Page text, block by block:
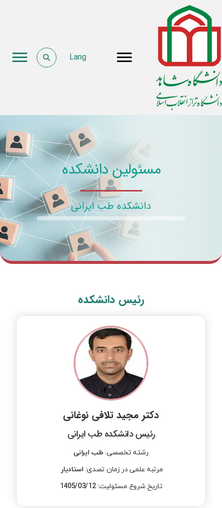
Lang
مسئولین دانشکده
دانشکده طب ایرانی
رئیس دانشکده
دکتر مجید تلافی نوغانی
رئیس دانشکده طب ایرانی
رشته تخصصی​: طب ایرانی​
مرتبه علمی در زمان تصدی: استادیار
تاریخ شروع مسئولیت:1405/03/12